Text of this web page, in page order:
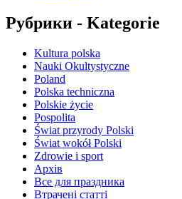
Рубрики - Kategorie
Kultura polska
Nauki Okultystyczne
Poland
Polska techniczna
Polskie życie
Pospolita
Świat przyrody Polski
Świat wokół Polski
Zdrowie i sport
Архів
Все для праздника
Втрачені статті